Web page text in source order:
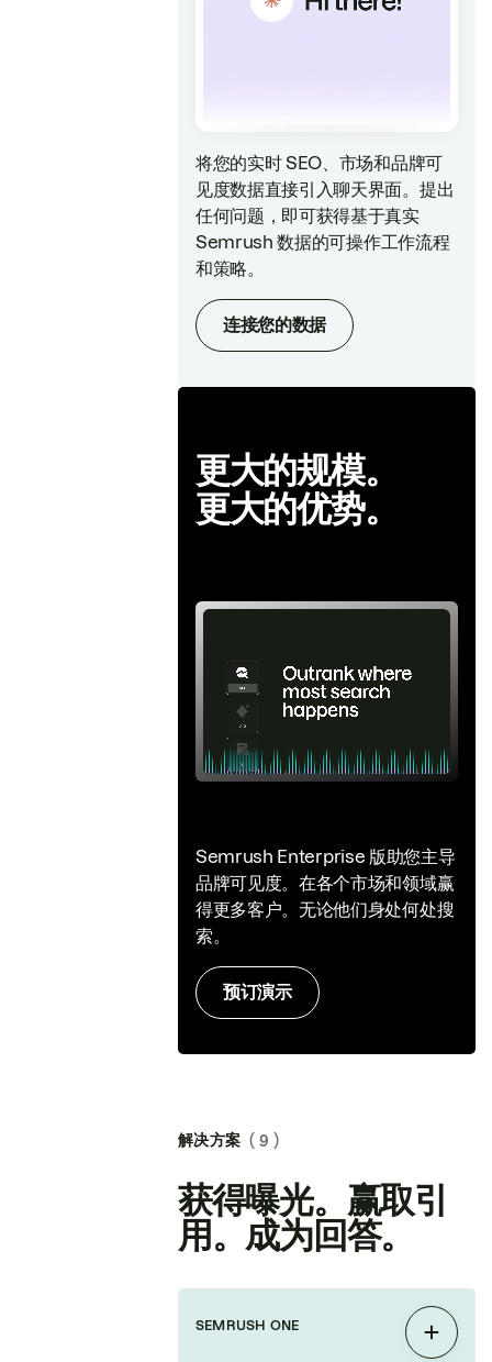
将您的实时 SEO、市场和品牌可
见度数据直接引入聊天界面。提出
任何问题，即可获得基于真实
Semrush 数据的可操作工作流程
和策略。
连接您的数据
更大的规模。
更大的优势。
Semrush Enterprise 版助您主导
品牌可见度。在各个市场和领域赢
得更多客户。无论他们身处何处搜
索。
预订演示
解决方案 ( 9 )
获得曝光。赢取引
用。成为回答。
SEMRUSH ONE
展开